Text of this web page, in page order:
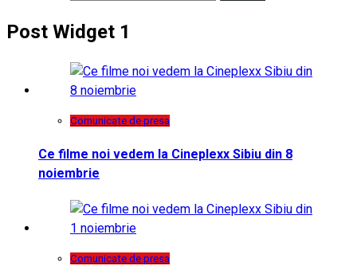
Post Widget 1
Comunicate de presa
Ce filme noi vedem la Cineplexx Sibiu din 8
noiembrie
Comunicate de presa